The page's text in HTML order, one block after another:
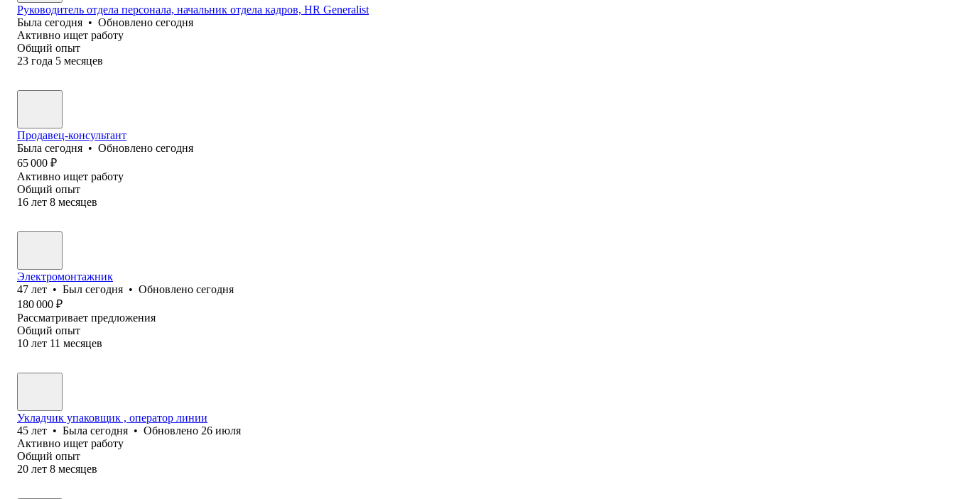
Руководитель отдела персонала, начальник отдела кадров, HR Generalist
Была сегодня • Обновлено сегодня
Активно ищет работу
Общий опыт
23 года 5 месяцев
Продавец-консультант
Была сегодня • Обновлено сегодня
65 000 ₽
Активно ищет работу
Общий опыт
16 лет 8 месяцев
Электромонтажник
47 лет • Был сегодня • Обновлено сегодня
180 000 ₽
Рассматривает предложения
Общий опыт
10 лет 11 месяцев
Укладчик упаковщик , оператор линии
45 лет • Была сегодня • Обновлено 26 июля
Активно ищет работу
Общий опыт
20 лет 8 месяцев